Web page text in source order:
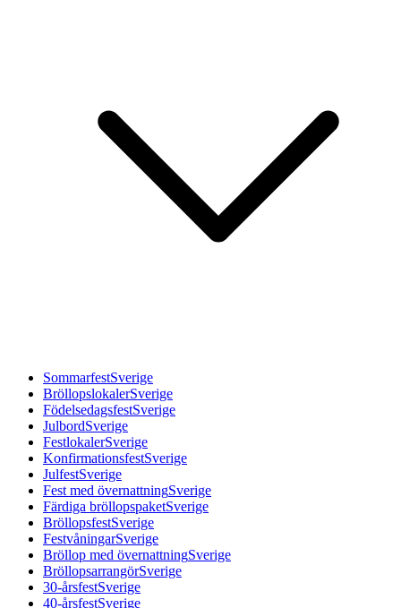
SommarfestSverige
BröllopslokalerSverige
FödelsedagsfestSverige
JulbordSverige
FestlokalerSverige
KonfirmationsfestSverige
JulfestSverige
Fest med övernattningSverige
Färdiga bröllopspaketSverige
BröllopsfestSverige
FestvåningarSverige
Bröllop med övernattningSverige
BröllopsarrangörSverige
30-årsfestSverige
40-årsfestSverige